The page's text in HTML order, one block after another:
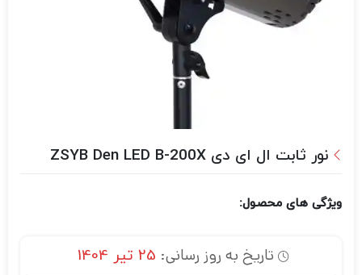
نور ثابت ال ای دی ZSYB Den LED B-200X
ویژگی های محصول:
تاریخ به روز رسانی: 25 تیر 1404